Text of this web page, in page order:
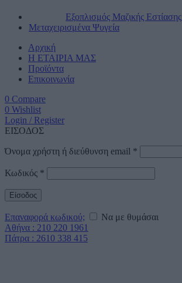
Εξοπλισμός Μαζικής Εστίασης
Μεταχειρισμένα Ψυγεία
Αρχική
Η ΕΤΑΙΡΙΑ ΜΑΣ
Προϊόντα
Επικοινωνία
0 Compare
0 Wishlist
Login / Register
ΕΙΣΟΔΟΣ
Όνομα χρήστη ή διεύθυνση email *
Κωδικός *
Είσοδος
Επαναφορά κωδικού;
Να με θυμάσαι
Αθήνα : 210 220 1961
Πάτρα : 2610 338 415